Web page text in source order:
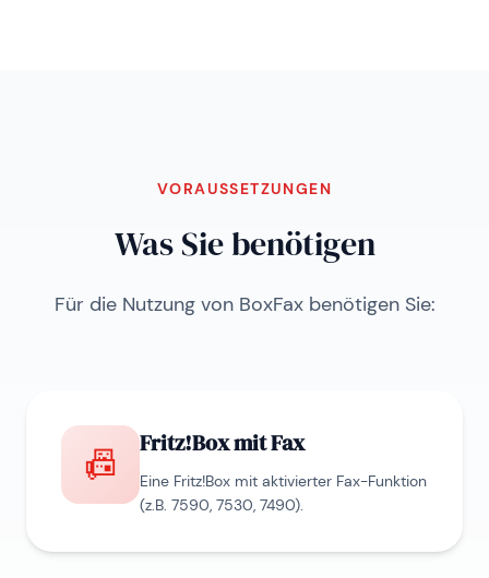
VORAUSSETZUNGEN
Was Sie benötigen
Für die Nutzung von BoxFax benötigen Sie:
📠 Fritz!Box mit Fax
Eine Fritz!Box mit aktivierter Fax-Funktion
(z.B. 7590, 7530, 7490).